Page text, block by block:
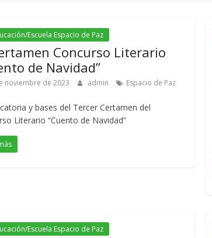
Escuela Espacio de Paz
Concurso Literario
de Navidad”
noviembre de 2023 admin Espacio de Paz
y bases del Tercer Certamen del
Literario “Cuento de Navidad”
Escuela Espacio de Paz